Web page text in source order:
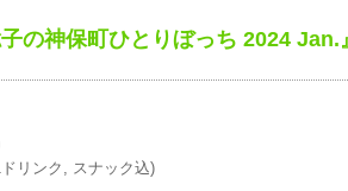
子の神保町ひとりぼっち 2024 Jan.
リンク, スナック込)